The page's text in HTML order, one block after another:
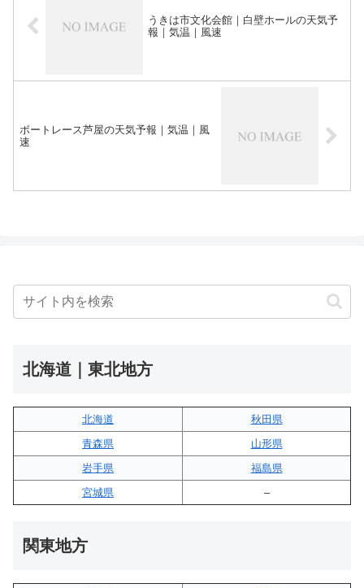
うきは市文化会館｜白壁ホールの天気予
報｜気温｜風速
ボートレース芦屋の天気予報｜気温｜風
速
北海道｜東北地方
北海道
秋田県
青森県
山形県
岩手県
福島県
宮城県
–
関東地方